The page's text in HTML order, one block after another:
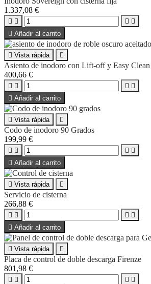
1.337,08 €
   
 Añadir al carrito
 Vista rápida 
Asiento de inodoro con Lift-off y Easy Clean
400,66 €
   
 Añadir al carrito
 Vista rápida 
Codo de inodoro 90 Grados
199,99 €
   
 Añadir al carrito
 Vista rápida 
Servicio de cisterna
266,88 €
   
 Añadir al carrito
 Vista rápida 
Placa de control de doble descarga Firenze
801,98 €
   